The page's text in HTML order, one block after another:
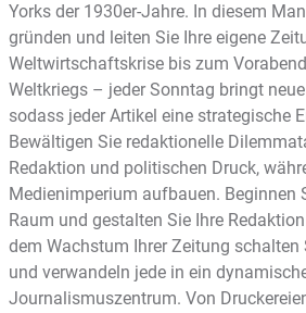
Yorks der 1930er-Jahre. In diesem
gründen und leiten Sie Ihre eigene
Weltwirtschaftskrise bis zum
Weltkriegs – jeder Sonntag bringt
sodass jeder Artikel eine strategische
Bewältigen Sie redaktionelle
Redaktion und politischen Druck,
Medienimperium aufbauen. Beginnen
Raum und gestalten Sie Ihre
dem Wachstum Ihrer Zeitung schalten
und verwandeln jede in ein
Journalismuszentrum. Von